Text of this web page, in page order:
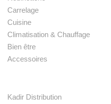
Carrelage
Cuisine
Climatisation & Chauffage
Bien être
Accessoires
Kadir Distribution